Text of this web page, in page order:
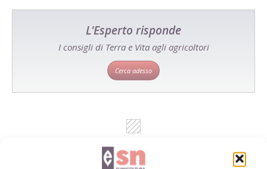
L'Esperto risponde
I consigli di Terra e Vita agli agricoltori
Cerca adesso